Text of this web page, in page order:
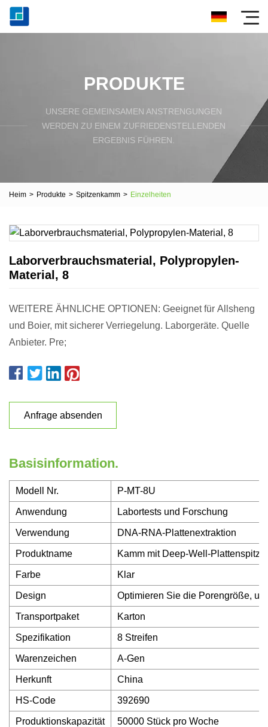
PRODUKTE
UNSERE GEMEINSAMEN ANSTRENGUNGEN
WERDEN ZU EINEM ZUFRIEDENSTELLENDEN
ERGEBNIS FÜHREN.
Heim > Produkte > Spitzenkamm > Einzelheiten
Laborverbrauchsmaterial, Polypropylen-
Material, 8
WEITERE ÄHNLICHE OPTIONEN: Geeignet für Allsheng
und Boier, mit sicherer Verriegelung. Laborgeräte. Quelle
Anbieter. Pre;
Anfrage absenden
Basisinformation.
Modell Nr. P-MT-8U
Anwendung Labortests und Forschung
Verwendung DNA-RNA-Plattenextraktion
Produktname Kamm mit Deep-Well-Plattenspitze
Farbe Klar
Design Optimieren Sie die Porengröße,
Transportpaket Karton
Spezifikation 8 Streifen
Warenzeichen A-Gen
Herkunft China
HS-Code 392690
Produktionskapazität 50000 Stück pro Woche